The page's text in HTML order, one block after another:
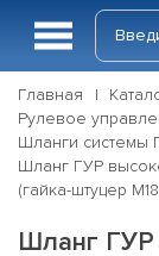
Главная
Рулевое
Шланги системы
Шланг ГУР
(гайка-штуцер
Шланг ГУР